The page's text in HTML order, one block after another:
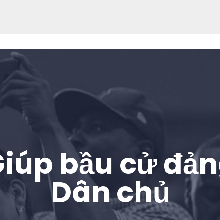
Trang chủ
Shop
Take Back the Courts
Làm việc với chúng tôi
Nhấn
bầu cử
Dân chủ